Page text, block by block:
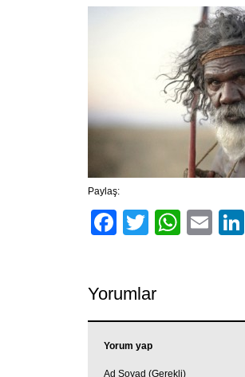
Paylaş:
Facebook
Twitter
Yorumlar
Yorum yap
Ad Soyad (Gerekli)